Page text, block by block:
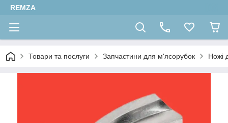
REMZA
Товари та послуги Запчастини для м'ясорубок Ножі